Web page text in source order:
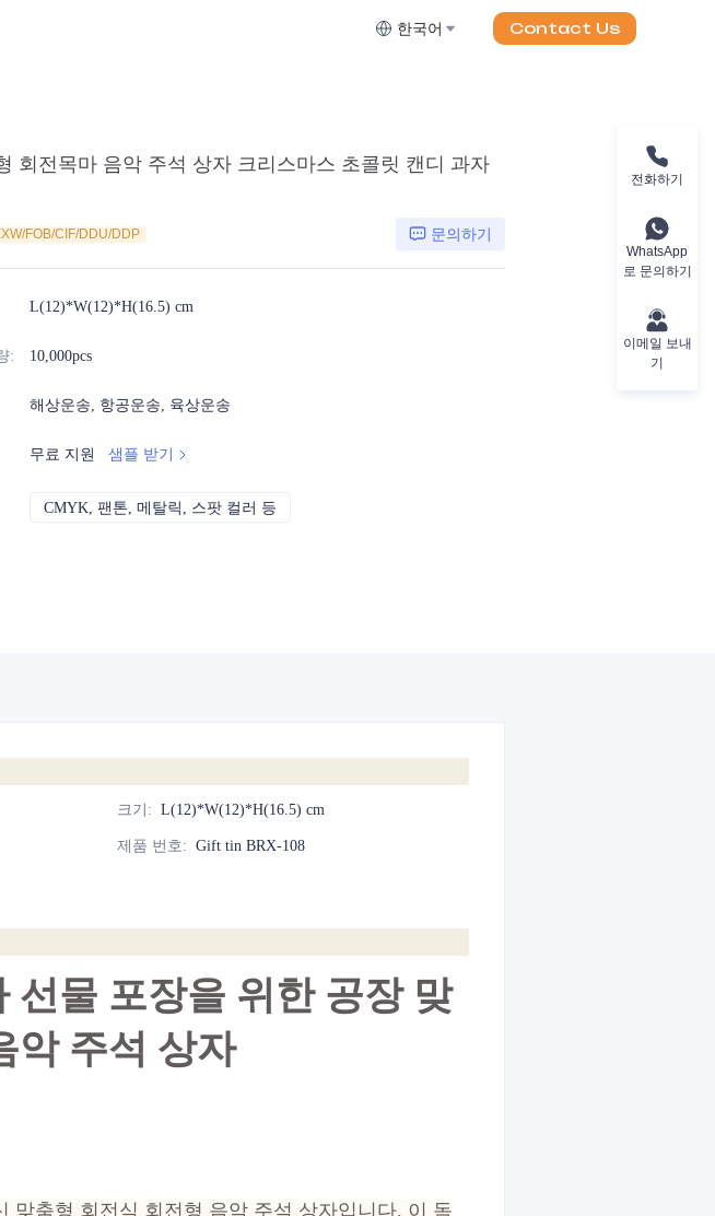
한국어 Contact Us
회전목마 음악 주석 상자 크리스마스 초콜릿 캔디 과자
FOB/CIF/DDU/DDP 문의하기
L(12)*W(12)*H(16.5) cm
: 10,000pcs
해상운송, 항공운송, 육상운송
무료 지원 샘플 받기
CMYK, 팬톤, 메탈릭, 스팟 컬러 등
크기 : L(12)*W(12)*H(16.5) cm
제품 번호: Gift tin BRX-108
선물 포장을 위한 공장 맞
악 주석 상자
맞춤형 회전식 회전형 음악 주석 상자입니다. 이 독
전화하기
WhatsApp
로 문의하기
이메일 보내
기